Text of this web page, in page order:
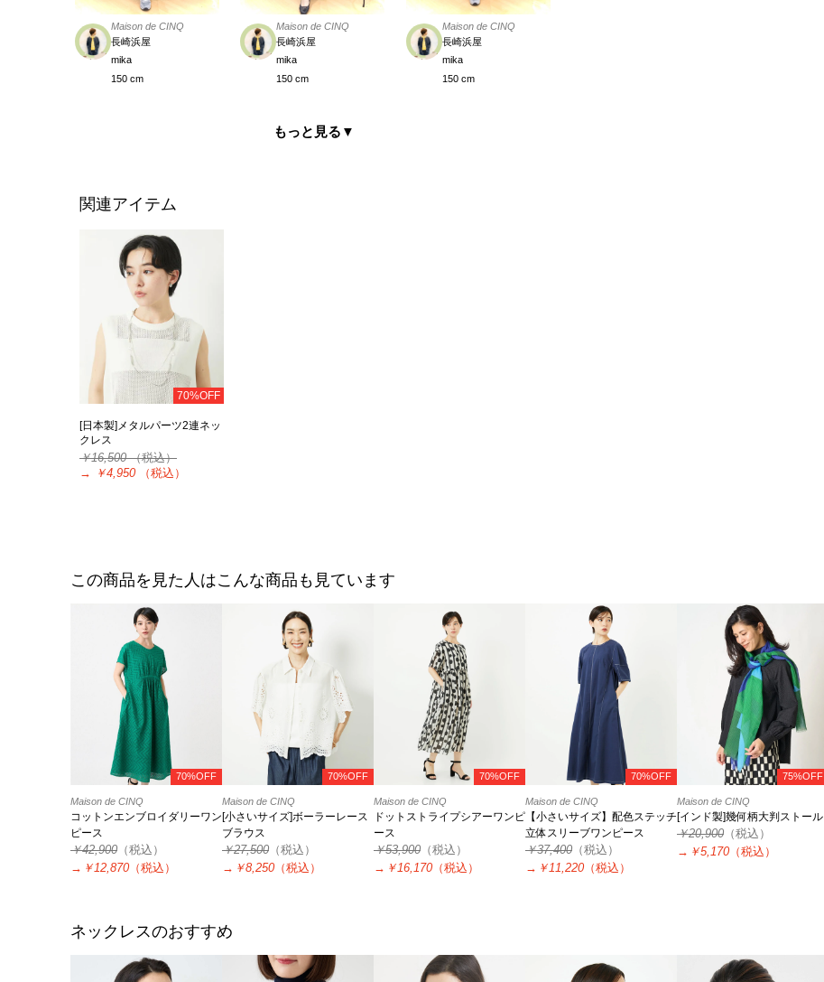
Maison de CINQ
長崎浜屋
mika
150 cm
Maison de CINQ
長崎浜屋
mika
150 cm
Maison de CINQ
長崎浜屋
mika
150 cm
もっと見る ▼
関連アイテム
70%OFF
[日本製]メタルパーツ2連ネッ
クレス
￥16,500（税込）
→
￥4,950 （税込）
この商品を見た人はこんな商品も見ています
70%OFF
Maison de CINQ
コットンエンブロイダリーワン
ピース
￥42,900 （税込）
→ ￥12,870 （税込）
70%OFF
Maison de CINQ
[小さいサイズ]ボーラーレース
ブラウス
￥27,500 （税込）
→ ￥8,250 （税込）
70%OFF
Maison de CINQ
ドットストライプシアーワンピ
ース
￥53,900 （税込）
→ ￥16,170 （税込）
70%OFF
Maison de CINQ
【小さいサイズ】配色ステッチ
立体スリーブワンピース
￥37,400 （税込）
→ ￥11,220 （税込）
75%OFF
Maison de CINQ
[インド製]幾何柄大判ストール
￥20,900 （税込）
→ ￥5,170 （税込）
ネックレスのおすすめ